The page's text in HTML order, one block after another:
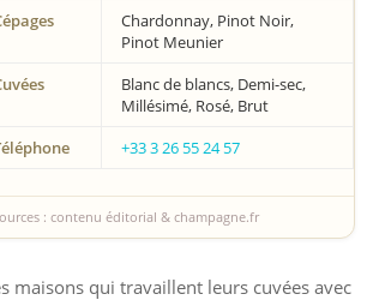
Chardonnay, Pinot Noir,
Pinot Meunier
Blanc de blancs, Demi-sec,
Millésimé, Rosé, Brut
+33 3 26 55 24 57
: contenu éditorial & champagne.fr
maisons qui travaillent leurs cuvées avec